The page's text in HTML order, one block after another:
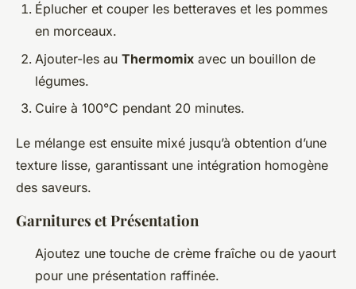
Éplucher et couper les betteraves et les pommes
en morceaux.
Ajouter-les au Thermomix avec un bouillon de
légumes.
Cuire à 100°C pendant 20 minutes.
Le mélange est ensuite mixé jusqu’à obtention d’une
texture lisse, garantissant une intégration homogène
des saveurs.
Garnitures et Présentation
Ajoutez une touche de crème fraîche ou de yaourt
pour une présentation raffinée.